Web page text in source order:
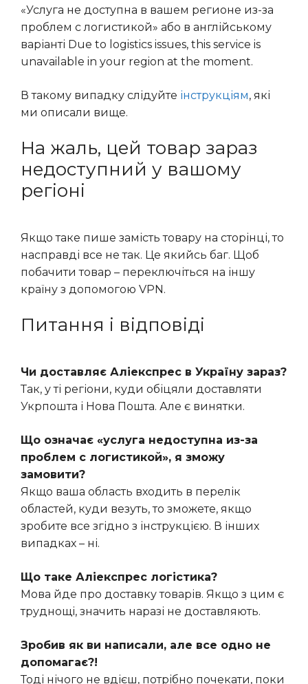
«Услуга не доступна в вашем регионе из-за
проблем с логистикой» або в англійському
варіанті Due to logistics issues, this service is
unavailable in your region at the moment.
В такому випадку слідуйте інструкціям, які
ми описали вище.
На жаль, цей товар зараз
недоступний у вашому
регіоні
Якщо таке пише замість товару на сторінці, то
насправді все не так. Це якийсь баг. Щоб
побачити товар – переключіться на іншу
країну з допомогою VPN.
Питання і відповіді
Чи доставляє Аліекспрес в Україну зараз?
Так, у ті регіони, куди обіцяли доставляти
Укрпошта і Нова Пошта. Але є винятки.
Що означає «услуга недоступна из-за
проблем с логистикой», я зможу
замовити?
Якщо ваша область входить в перелік
областей, куди везуть, то зможете, якщо
зробите все згідно з інструкцією. В інших
випадках – ні.
Що таке Аліекспрес логістика?
Мова йде про доставку товарів. Якщо з цим є
труднощі, значить наразі не доставляють.
Зробив як ви написали, але все одно не
допомагає?!
Тоді нічого не вдієш, потрібно почекати, поки